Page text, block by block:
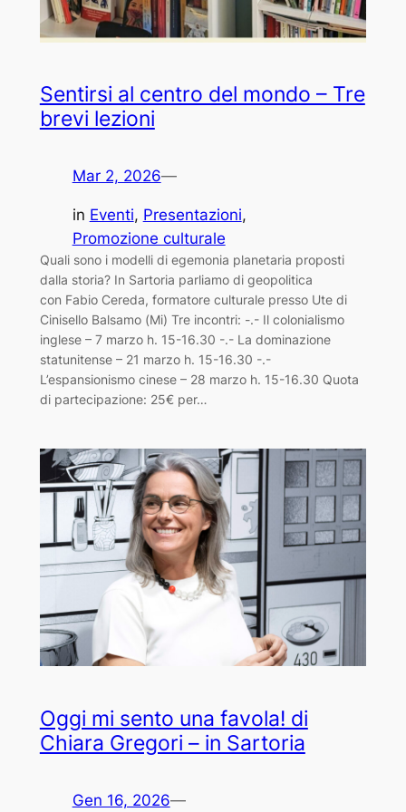
Sentirsi al centro del mondo – Tre
brevi lezioni
Mar 2, 2026—
in Eventi, Presentazioni
Promozione culturale
Quali sono i modelli di egemonia planetaria proposti
dalla storia? In Sartoria parliamo di geopolitica
con Fabio Cereda, formatore culturale presso Ute di
Cinisello Balsamo (Mi) Tre incontri: -.- Il colonialismo
inglese – 7 marzo h. 15-16.30 -.- La dominazione
statunitense – 21 marzo h. 15-16.30 -.-
L’espansionismo cinese – 28 marzo h. 15-16.30 Quota
di partecipazione: 25€ per…
Oggi mi sento una favola! di
Chiara Gregori – in Sartoria
Gen 16, 2026—